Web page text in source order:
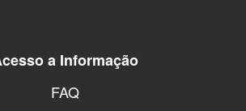
a Informação
FAQ